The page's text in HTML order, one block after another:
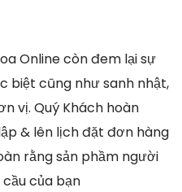
Online còn đem lại sự
biệt cũng như sanh nhật,
vị. Quý Khách hoàn
& lên lịch đặt đơn hàng
rằng sản phầm người
của bạn